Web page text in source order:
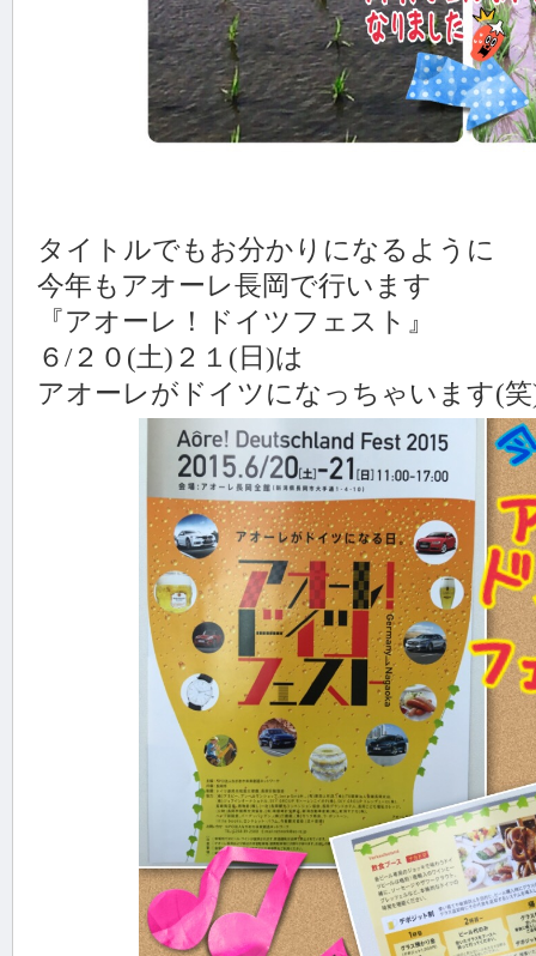
タイトルでもお分かりになるように
今年もアオーレ長岡で行います
『アオーレ！ドイツフェスト』
６/２０(土)２１(日)は
アオーレがドイツになっちゃいます(